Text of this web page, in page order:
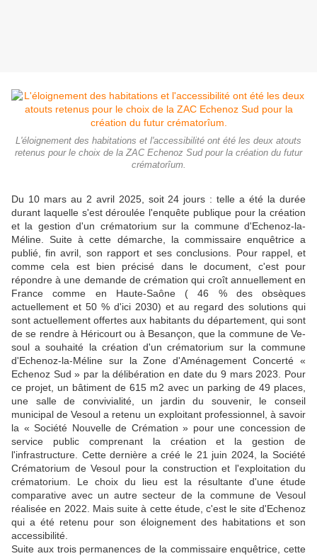
L'éloignement des habitations et l'accessibilité ont été les deux atouts
retenus pour le choix de la ZAC Echenoz Sud pour la création du futur
crématorîum.
Du 10 mars au 2 avril 2025, soit 24 jours : telle a été la durée
durant laquelle s'est dérou­lée l'enquête publique pour la création
et la gestion d'un crématorium sur la commune d'Echenoz-la-
Méline. Suite à cette démarche, la commissaire enquêtrice a
publié, fin avril, son rapport et ses conclusions. Pour rappel, et
comme cela est bien précisé dans le docu­ment, c'est pour
répondre à une demande de crémation qui croît annuellement en
France comme en Haute-Saône ( 46 % des obsèques
actuellement et 50 % d'ici 2030) et au regard des solutions qui
sont actuel­lement offertes aux habitants du département, qui sont
de se rendre à Héricourt ou à Besan­çon, que la commune de Ve­
soul a souhaité la création d'un crématorium sur la commune
d'Echenoz-la-Méline sur la Zone d'Aménagement Concerté «
Echenoz Sud » par la délibé­ration en date du 9 mars 2023. Pour
ce projet, un bâtiment de 615 m2 avec un parking de 49 places,
une salle de convivialité, un jardin du souvenir, le conseil
municipal de Vesoul a retenu un exploitant professionnel, à savoir
la « Société Nouvelle de Crémation » pour une conces­sion de
service public compre­nant la création et la gestion de
l'infrastructure. Cette dernière a créé le 21 juin 2024, la Société
Crématorium de Vesoul pour la construction et l'exploitation du
crématorium. Le choix du lieu est la résultante d'une étude
comparative avec un autre sec­teur de la commune de Vesoul
réalisée en 2022. Mais suite à cette étude, c'est le site d'Echenoz
qui a été retenu pour son éloignement des habitations et son
accessibilité.
Suite aux trois permanences de la commissaire enquêtrice, cette